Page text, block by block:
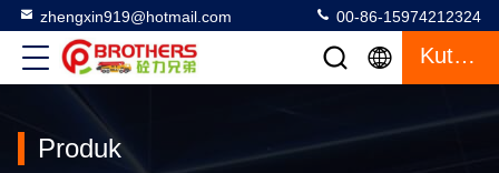
zhengxin919@hotmail.com 00-86-15974212324
Kutipan
Produk